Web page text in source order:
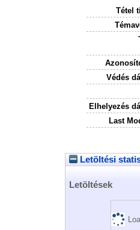
Tétel
Védés
Elhelyezés
Last
Letöltési
Letöltések